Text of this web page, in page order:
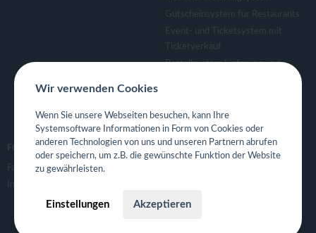
Gutscheinsystem für Restaurants
Event- und Ticketsystem mit
Ticketverkauf
Bestellsystem Lieferung und
Eigene App für Restaurant
FOLGE UNS
Facebook
Instagram
Wir verwenden Cookies
Wenn Sie unsere Webseiten besuchen, kann Ihre
Systemsoftware Informationen in Form von Cookies oder
anderen Technologien von uns und unseren Partnern abrufen
oder speichern, um z.B. die gewünschte Funktion der Website
zu gewährleisten.
Einstellungen Akzeptieren